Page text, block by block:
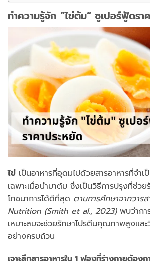
ทำความรู้จัก “ไข่ต้ม” ซูเปอร์ฟู้ดรา
ไข่ เป็นอาหารที่อุดมไปด้วยสารอาหารที่จำ
เฉพาะเมื่อนำมาต้ม ซึ่งเป็นวิธีการปรุงที่ช่ว
โภชนาการได้ดีที่สุด ตามการศึกษาจากวาร
Nutrition (Smith et al., 2023)พบว่ากา
เหมาะสมจะช่วยรักษาโปรตีนคุณภาพสูงแล
อย่างครบถ้วน
เจาะลึกสารอาหารใน 1 ฟองที่ร่างกายต้องก